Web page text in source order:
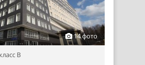
14 фото
класс B